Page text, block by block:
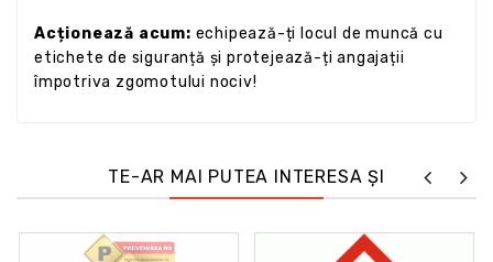
Acționează acum: echipează-ți locul de muncă cu
etichete de siguranță și protejează-ți angajații
împotriva zgomotului nociv!
TE-AR MAI PUTEA INTERESA ȘI